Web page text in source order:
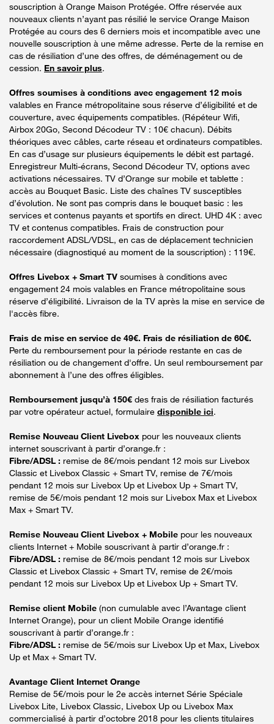
souscription à Orange Maison Protégée. Offre réservée aux
nouveaux clients n’ayant pas résilié le service Orange Maison
Protégée au cours des 6 derniers mois et incompatible avec une
nouvelle souscription à une même adresse. Perte de la remise en
cas de résiliation d’une des offres, de déménagement ou de
cession. En savoir plus.
Offres soumises à conditions avec engagement 12 mois
valables en France métropolitaine sous réserve d’éligibilité et de
couverture, avec équipements compatibles. (Répéteur Wifi,
Airbox 20Go, Second Décodeur TV : 10€ chacun). Débits
théoriques avec câbles, carte réseau et ordinateurs compatibles.
En cas d’usage sur plusieurs équipements le débit est partagé.
Enregistreur Multi-écrans, Second Décodeur TV, options avec
activations nécessaires. TV d’Orange sur mobile et tablette :
accès au Bouquet Basic. Liste des chaînes TV susceptibles
d’évolution. Ne sont pas compris dans le bouquet basic : les
services et contenus payants et sportifs en direct. UHD 4K : avec
TV et contenus compatibles. Frais de construction pour
raccordement ADSL/VDSL, en cas de déplacement technicien
nécessaire (diagnostiqué au moment de la souscription) : 119€.
Offres Livebox + Smart TV soumises à conditions avec
engagement 24 mois valables en France métropolitaine sous
réserve d’éligibilité. Livraison de la TV après la mise en service de
l'accès fibre.
Frais de mise en service de 49€. Frais de résiliation de 60€.
Perte du remboursement pour la période restante en cas de
résiliation ou de changement d'offre. Un seul remboursement par
abonnement à l’une des offres éligibles.
Remboursement jusqu’à 150€ des frais de résiliation facturés
par votre opérateur actuel, formulaire disponible ici.
Remise Nouveau Client Livebox pour les nouveaux clients
internet souscrivant à partir d’orange.fr :
Fibre/ADSL : remise de 8€/mois pendant 12 mois sur Livebox
Classic et Livebox Classic + Smart TV, remise de 7€/mois
pendant 12 mois sur Livebox Up et Livebox Up + Smart TV,
remise de 5€/mois pendant 12 mois sur Livebox Max et Livebox
Max + Smart TV.
Remise Nouveau Client Livebox + Mobile pour les nouveaux
clients Internet + Mobile souscrivant à partir d’orange.fr :
Fibre/ADSL : remise de 8€/mois pendant 12 mois sur Livebox
Classic et Livebox Classic + Smart TV, remise de 2€/mois
pendant 12 mois sur Livebox Up et Livebox Up + Smart TV.
Remise client Mobile (non cumulable avec l’Avantage client
Internet Orange), pour un client Mobile Orange identifié
souscrivant à partir d’orange.fr :
Fibre/ADSL : remise de 5€/mois sur Livebox Up et Max, Livebox
Up et Max + Smart TV.
Avantage Client Internet Orange
Remise de 5€/mois pour le 2e accès internet Série Spéciale
Livebox Lite, Livebox Classic, Livebox Up ou Livebox Max
commercialisé à partir d’octobre 2018 pour les clients titulaires